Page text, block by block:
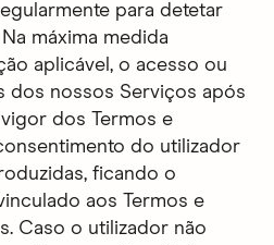
para detetar
máxima medida
aplicável, o acesso ou
dos nossos Serviços após
dos Termos e
do utilizador
ficando o
aos Termos e
Caso o utilizador não